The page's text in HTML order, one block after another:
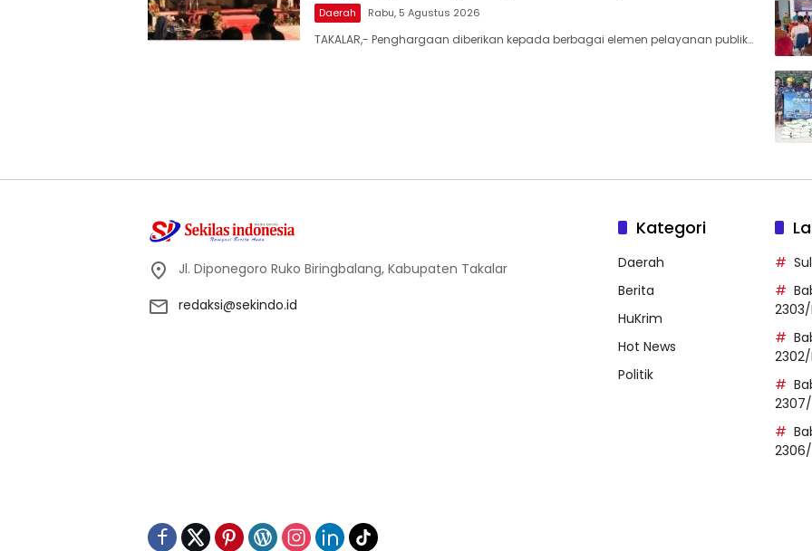
Daerah Rabu, 5 Agustus 2026
TAKALAR,- Penghargaan diberikan kepada berbagai elemen pelayanan publik…
Jl. Diponegoro Ruko Biringbalang, Kabupaten Takalar
redaksi@sekindo.id
Kategori
Daerah
Berita
HuKrim
Hot News
Politik